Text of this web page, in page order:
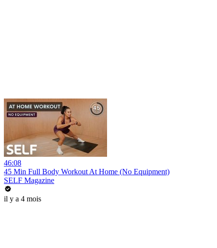
46:08
45 Min Full Body Workout At Home (No Equipment)
SELF Magazine
il y a 4 mois